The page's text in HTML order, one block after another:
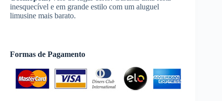
inesquecível e em grande estilo com um aluguel
limusine mais barato.
Formas de Pagamento